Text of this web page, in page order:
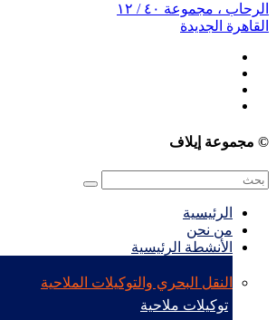
الرحاب ، مجموعة ٤٠ / ١٢
القاهرة الجديدة
© مجموعة إيلاف
الرئيسية
من نحن
الأنشطة الرئيسية
النقل البحري والتوكيلات الملاحية
توكيلات ملاحية